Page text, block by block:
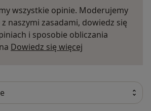
wszystkie opinie. Moderujemy
naszymi zasadami, dowiedz się
i sposobie obliczania
Dowiedz się więcej